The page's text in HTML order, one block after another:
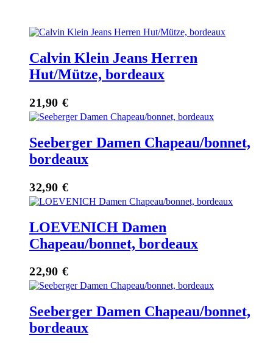
Calvin Klein Jeans Herren
Hut/Mütze, bordeaux
21,90 €
Seeberger Damen Chapeau/bonnet,
bordeaux
32,90 €
LOEVENICH Damen
Chapeau/bonnet, bordeaux
22,90 €
Seeberger Damen Chapeau/bonnet,
bordeaux